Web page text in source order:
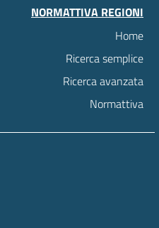
NORMATTIVA REGIONI
Home
Ricerca semplice
Ricerca avanzata
Normattiva